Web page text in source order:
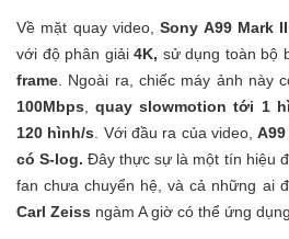
Về mặt quay video,Sony A99 Mark II
với độ phân giải4K, sử dụng toàn bộ
frame . Ngoài ra, chiếc máy ảnh này
100Mbps ,quay slowmotion tới 1
120 hình/s . Với đầu ra của video,
có S-log.Đây thực sự là một tín hiệu
fan chưa chuyển hệ, và cả những ai
Carl Zeiss ngàm A giờ có thể ứng